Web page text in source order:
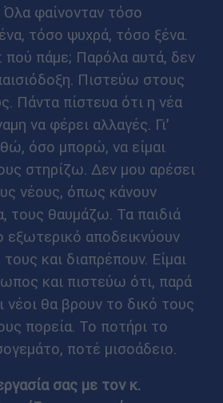
Όλα φαίνονταν τόσο
τόσο ψυχρά, τόσο ξένα.
πού πάμε; Παρόλα αυτά, δεν
Πιστεύω στους
Πάντα πίστευα ότι η νέα
να φέρει αλλαγές. Γι’
όσο μπορώ, να είμαι
στηρίζω. Δεν μου αρέσει
νέους, όπως κάνουν
τους θαυμάζω. Τα παιδιά
αποδεικνύουν
και διαπρέπουν. Είμαι
και πιστεύω ότι, παρά
νέοι θα βρουν το δικό τους
πορεία. Το ποτήρι το
ποτέ μισοάδειο.
σας με τον κ.